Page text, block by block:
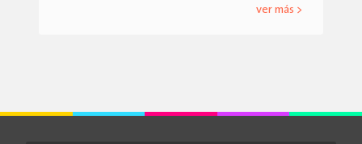
ver más >